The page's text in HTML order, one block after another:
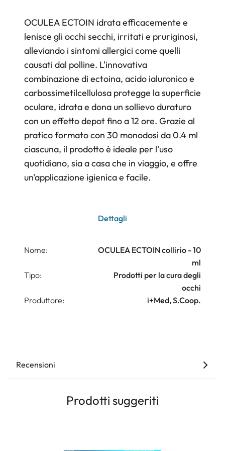
OCULEA ECTOIN idrata efficacemente e
lenisce gli occhi secchi, irritati e pruriginosi,
alleviando i sintomi allergici come quelli
causati dal polline. L'innovativa
combinazione di ectoina, acido ialuronico e
carbossimetilcellulosa protegge la superficie
oculare, idrata e dona un sollievo duraturo
con un effetto depot fino a 12 ore. Grazie al
pratico formato con 30 monodosi da 0.4 ml
ciascuna, il prodotto è ideale per l'uso
quotidiano, sia a casa che in viaggio, e offre
un'applicazione igienica e facile.
Dettagli
Nome:
OCULEA ECTOIN collirio - 10
ml
Tipo:
Prodotti per la cura degli
occhi
Produttore:
i+Med, S.Coop.
Recensioni
Prodotti suggeriti